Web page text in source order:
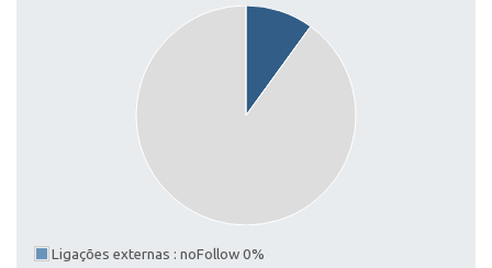
Ligações externas : noFollow 0%